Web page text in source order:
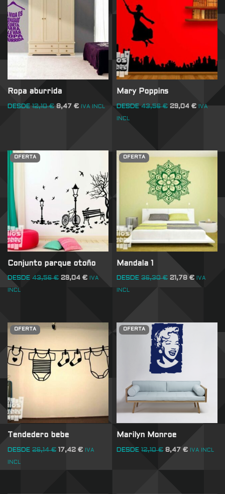
Ropa aburrida
DESDE 12,10€ 8,47 € IVA INCL
Mary Poppins
DESDE 43,56€ 29,04€ IVA
INCL
OFERTA
Conjunto parque otoño
DESDE 43,56€ 29,04 € IVA
INCL
OFERTA
Mandala 1
DESDE 36,30€ 21,78€ IVA
INCL
OFERTA
Tendedero bebe
DESDE 26,14€ 17,42 € IVA
INCL
OFERTA
Marilyn Monroe
DESDE 12,10€ 8,47€ IVA INCL